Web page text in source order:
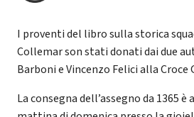
I proventi del libro sulla storica
Collemar son stati donati dai due
Barboni e Vincenzo Felici alla Croce
La consegna dell’assegno da 1365 è